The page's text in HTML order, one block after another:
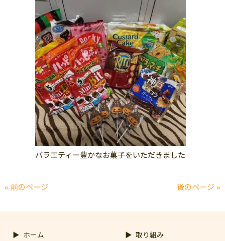
バラエティー豊かなお菓子をいただきました
« 前のページ 後のページ »
ホーム 取り組み